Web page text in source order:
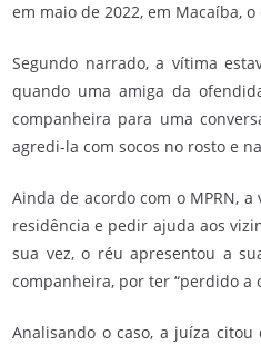
em maio de 2022, em Macaíba,
Segundo narrado, a vítima
quando uma amiga da
companheira para uma
agredi-la com socos no rosto e
Ainda de acordo com o MPRN,
residência e pedir ajuda aos
sua vez, o réu apresentou a
companheira, por ter “perdido a
Analisando o caso, a juíza